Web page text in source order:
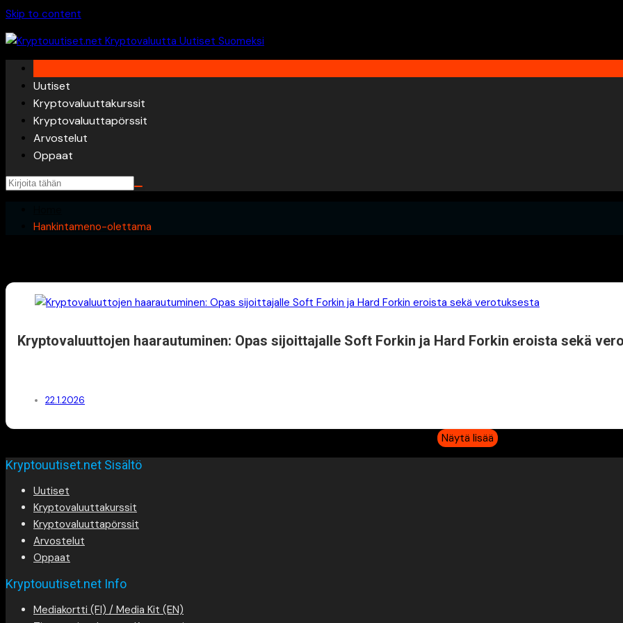
Skip to content
Uutiset
Kryptovaluuttakurssit
Kryptovaluuttapörssit
Arvostelut
Oppaat
Hankintameno-olettama
Kryptovaluuttojen haarautuminen: Opas sijoittajalle Soft Forkin ja Hard Forkin eroista sekä
22.1.2026
Näytä lisää
Kryptouutiset.net Sisältö
Uutiset
Kryptovaluuttakurssit
Kryptovaluuttapörssit
Arvostelut
Oppaat
Kryptouutiset.net Info
Mediakortti (FI) / Media Kit (EN)